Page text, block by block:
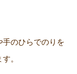
のひらでのりを
。